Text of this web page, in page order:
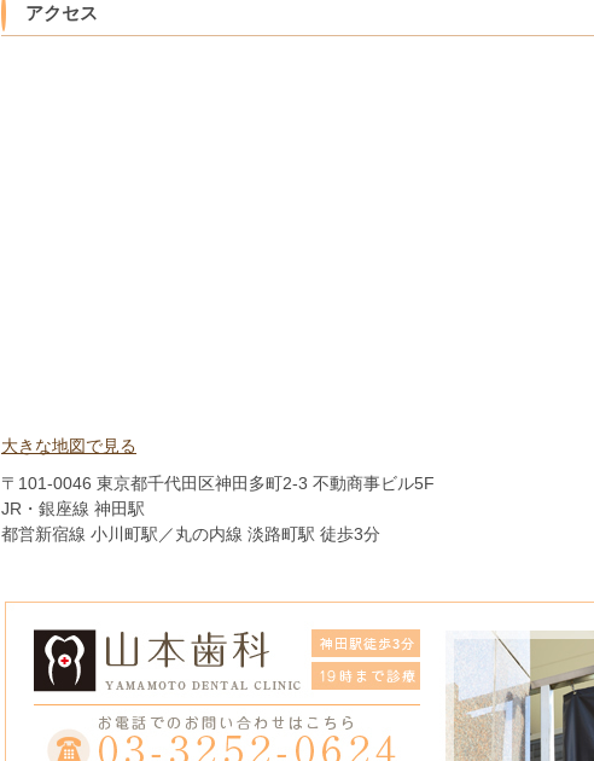
アクセス
大きな地図で見る
〒101-0046 東京都千代田区神田多町2-3 不動商事ビル5F
JR・銀座線 神田駅
都営新宿線 小川町駅／丸の内線 淡路町駅 徒歩3分